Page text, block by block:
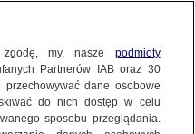
my, nasze podmioty
Partnerów IAB oraz 30
dane osobowe
do nich dostęp w celu
sposobu przeglądania.